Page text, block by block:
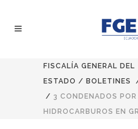
FISCALÍA GENERAL DEL
ESTADO / BOLETINES
/ 3 CONDENADOS
HIDROCARBUROS EN